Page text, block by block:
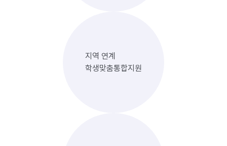
지역 연계
학생맞춤통합지원